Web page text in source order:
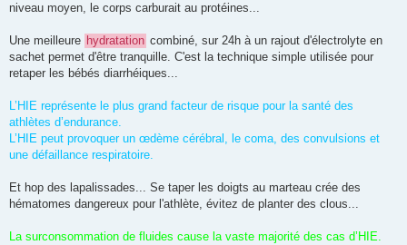
niveau moyen, le corps carburait au protéines...
Une meilleure hydratation combiné, sur 24h à un rajout d'électrolyte en
sachet permet d'être tranquille. C'est la technique simple utilisée pour
retaper les bébés diarrhéiques...
L’HIE représente le plus grand facteur de risque pour la santé des
athlètes d’endurance.
L’HIE peut provoquer un œdème cérébral, le coma, des convulsions et
une défaillance respiratoire.
Et hop des lapalissades... Se taper les doigts au marteau crée des
hématomes dangereux pour l'athlète, évitez de planter des clous...
La surconsommation de fluides cause la vaste majorité des cas d’HIE.